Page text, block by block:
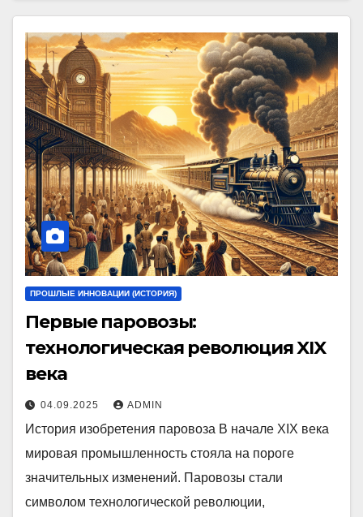
ПРОШЛЫЕ ИННОВАЦИИ (ИСТОРИЯ)
Первые паровозы:
технологическая революция XIX
века
04.09.2025 ADMIN
История изобретения паровоза В начале XIX века
мировая промышленность стояла на пороге
значительных изменений. Паровозы стали
символом технологической революции,